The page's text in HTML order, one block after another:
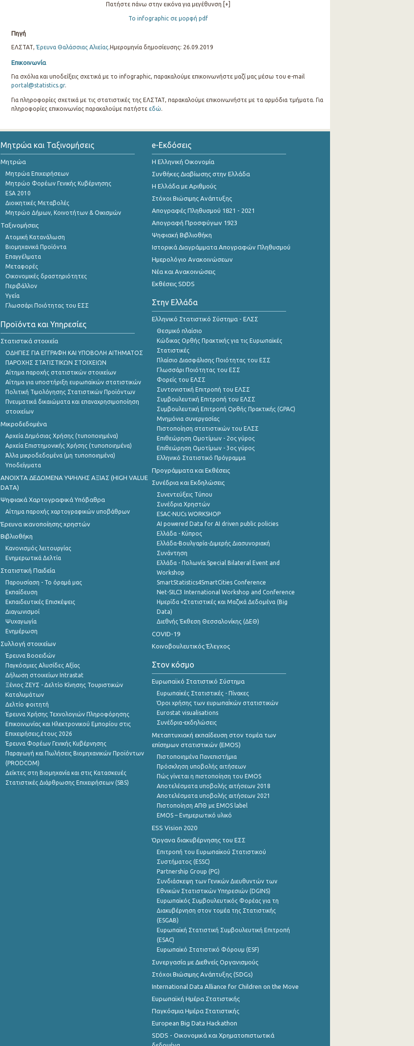
Πατήστε πάνω στην εικόνα για μεγέθυνση [+]
Το infographic σε μορφή pdf
Πηγή
ΕΛΣΤΑΤ,Έρευνα Θαλάσσιας Αλιείας.Ημερομηνία δημοσίευσης: 26.09.2019
Επικοινωνία
Για σχόλια και υποδείξεις σχετικά με το infographic, παρακαλούμε επικοινωνήστε μαζί μας μέσω του e-mail
portal@statistics.gr.
Για πληροφορίες σχετικά με τις στατιστικές της ΕΛΣΤΑΤ, παρακαλούμε επικοινωνήστε με τα αρμόδια τμήματα. Για
πληροφορίες επικοινωνίας παρακαλούμε πατήστε εδώ.
Μητρώα και Ταξινομήσεις
Μητρώα
Μητρώα Επιχειρήσεων
Μητρώο Φορέων Γενικής Κυβέρνησης
ESA 2010
Διοικητικές Μεταβολές
Μητρώο Δήμων, Κοινοτήτων & Οικισμών
Ταξινομήσεις
Ατομική Κατανάλωση
Βιομηχανικά Προϊόντα
Επαγγέλματα
Μεταφορές
Οικονομικές δραστηριότητες
Περιβάλλον
Υγεία
Γλωσσάρι Ποιότητας του ΕΣΣ
Προϊόντα και Υπηρεσίες
Στατιστικά στοιχεία
ΟΔΗΓΙΕΣ ΓΙΑ ΕΓΓΡΑΦΗ ΚΑΙ ΥΠΟΒΟΛΗ ΑΙΤΗΜΑΤΟΣ
ΠΑΡΟΧΗΣ ΣΤΑΤΙΣΤΙΚΩΝ ΣΤΟΙΧΕΙΩΝ
Αίτημα παροχής στατιστικών στοιχείων
Αίτημα για υποστήριξη ευρωπαϊκών στατιστικών
Πολιτική Τιμολόγησης Στατιστικών Προϊόντων
Πνευματικά δικαιώματα και επαναχρησιμοποίηση
στοιχείων
Μικροδεδομένα
Αρχεία Δημόσιας Χρήσης (τυποποιημένα)
Αρχεία Επιστημονικής Χρήσης (τυποποιημένα)
Άλλα μικροδεδομένα (μη τυποποιημένα)
Υποδείγματα
ANOIXTA ΔΕΔΟΜΕΝΑ ΥΨΗΛΗΣ ΑΞΙΑΣ (HIGH VALUE
DATA)
Ψηφιακά Χαρτογραφικά Υπόβαθρα
Αίτημα παροχής χαρτογραφικών υποβάθρων
Έρευνα ικανοποίησης χρηστών
Βιβλιοθήκη
Κανονισμός λειτουργίας
Ενημερωτικά Δελτία
Στατιστική Παιδεία
Παρουσίαση - Το όραμά μας
Εκπαίδευση
Εκπαιδευτικές Επισκέψεις
Διαγωνισμοί
Ψυχαγωγία
Ενημέρωση
Συλλογή στοιχείων
Έρευνα Βοοειδών
Παγκόσμιες Αλυσίδες Αξίας
Δήλωση στοιχείων Intrastat
Ξένιος ΖΕΥΣ - Δελτίο Κίνησης Τουριστικών
Καταλυμάτων
Δελτίο φοιτητή
Έρευνα Χρήσης Τεχνολογιών Πληροφόρησης
Επικοινωνίας και Ηλεκτρονικού Εμπορίου στις
Επιχειρήσεις,έτους 2026
Έρευνα Φορέων Γενικής Κυβέρνησης
Παραγωγή και Πωλήσεις Βιομηχανικών Προϊόντων
(PRODCOM)
Δείκτες στη Βιομηχανία και στις Κατασκευές
Στατιστικές Διάρθρωσης Επιχειρήσεων (SBS)
e-Εκδόσεις
Η Ελληνική Οικονομία
Συνθήκες Διαβίωσης στην Ελλάδα
Η Ελλάδα με Αριθμούς
Στόχοι Βιώσιμης Ανάπτυξης
Απογραφές Πληθυσμού 1821 - 2021
Απογραφή Προσφύγων 1923
Ψηφιακή Βιβλιοθήκη
Ιστορικά Διαγράμματα Απογραφών Πληθυσμού
Ημερολόγιο Ανακοινώσεων
Νέα και Ανακοινώσεις
Εκθέσεις SDDS
Στην Ελλάδα
Ελληνικό Στατιστικό Σύστημα - ΕΛΣΣ
Θεσμικό πλαίσιο
Κώδικας Ορθής Πρακτικής για τις Ευρωπαϊκές
Στατιστικές
Πλαίσιο Διασφάλισης Ποιότητας του ΕΣΣ
Γλωσσάρι Ποιότητας του ΕΣΣ
Φορείς του ΕΛΣΣ
Συντονιστική Επιτροπή του ΕΛΣΣ
Συμβουλευτική Επιτροπή του ΕΛΣΣ
Συμβουλευτική Επιτροπή Ορθής Πρακτικής (GPAC)
Μνημόνια συνεργασίας
Πιστοποίηση στατιστικών του ΕΛΣΣ
Επιθεώρηση Ομοτίμων - 2ος γύρος
Επιθεώρηση Ομοτίμων - 3ος γύρος
Ελληνικό Στατιστικό Πρόγραμμα
Προγράμματα και Εκθέσεις
Συνέδρια και Εκδηλώσεις
Συνεντεύξεις Τύπου
Συνέδρια Χρηστών
ESAC-NUCs WORKSHOP
AI powered Data for AI driven public policies
Ελλάδα - Κύπρος
Ελλάδα-Βουλγαρία-Διμερής Διασυνοριακή
Συνάντηση
Ελλάδα - Πολωνία Special Bilateral Event and
Workshop
SmartStatistics4SmartCities Conference
Net-SILC3 International Workshop and Conference
Ημερίδα «Στατιστικές και Μαζικά Δεδομένα (Big
Data)
Διεθνής Έκθεση Θεσσαλονίκης (ΔΕΘ)
COVID-19
Κοινοβουλευτικός Έλεγχος
Στον κόσμο
Ευρωπαϊκό Στατιστικό Σύστημα
Ευρωπαϊκές Στατιστικές - Πίνακες
Όροι χρήσης των ευρωπαΪκών στατιστικών
Eurostat visualisations
Συνέδρια-εκδηλώσεις
Μεταπτυχιακή εκπαίδευση στον τομέα των
επίσημων στατιστικών (EMOS)
Πιστοποιημένα Πανεπιστήμια
Πρόσκληση υποβολής αιτήσεων
Πώς γίνεται η πιστοποίηση του EMOS
Αποτελέσματα υποβολής αιτήσεων 2018
Αποτελέσματα υποβολής αιτήσεων 2021
Πιστοποίηση ΑΠΘ με EMOS label
EMOS – Ενημερωτικό υλικό
ESS Vision 2020
Όργανα διακυβέρνησης του ΕΣΣ
Επιτροπή του Ευρωπαϊκού Στατιστικού
Συστήματος (ESSC)
Partnership Group (PG)
Συνδιάσκεψη των Γενικών Διευθυντών των
Εθνικών Στατιστικών Υπηρεσιών (DGINS)
Ευρωπαϊκός Συμβουλευτικός Φορέας για τη
Διακυβέρνηση στον τομέα της Στατιστικής
(ESGAB)
Ευρωπαϊκή Στατιστική Συμβουλευτική Επιτροπή
(ESAC)
Ευρωπαϊκό Στατιστικό Φόρουμ (ESF)
Συνεργασία με Διεθνείς Οργανισμούς
Στόχοι Βιώσιμης Ανάπτυξης (SDGs)
International Data Alliance for Children on the Move
Ευρωπαϊκή Ημέρα Στατιστικής
Παγκόσμια Ημέρα Στατιστικής
European Big Data Hackathon
SDDS - Οικονομικά και Χρηματοπιστωτικά